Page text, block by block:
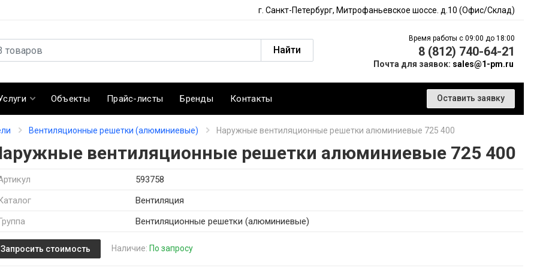
г. Санкт-Петербург, Митрофаньевское шоссе. д.10 (Офис/Склад)
Найти
Время работы с 09:00 до 18:00
8 (812) 740-64-21
Почта для заявок: sales@1-pm.ru
Объекты Прайс-листы Бренды Контакты Оставить заявку
Вентиляционные решетки (алюминиевые) Наружные вентиляционные решетки алюминиевые 725 400
вентиляционные решетки алюминиевые 725 400
593758
Вентиляция
Вентиляционные решетки (алюминиевые)
Запросить стоимость Наличие: По запросу